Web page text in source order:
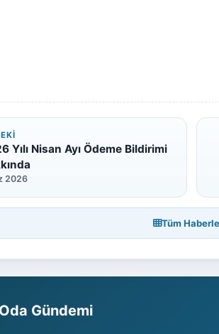
Yılı Nisan Ayı Ödeme Bildirimi
2026
Tüm
Oda Gündemi